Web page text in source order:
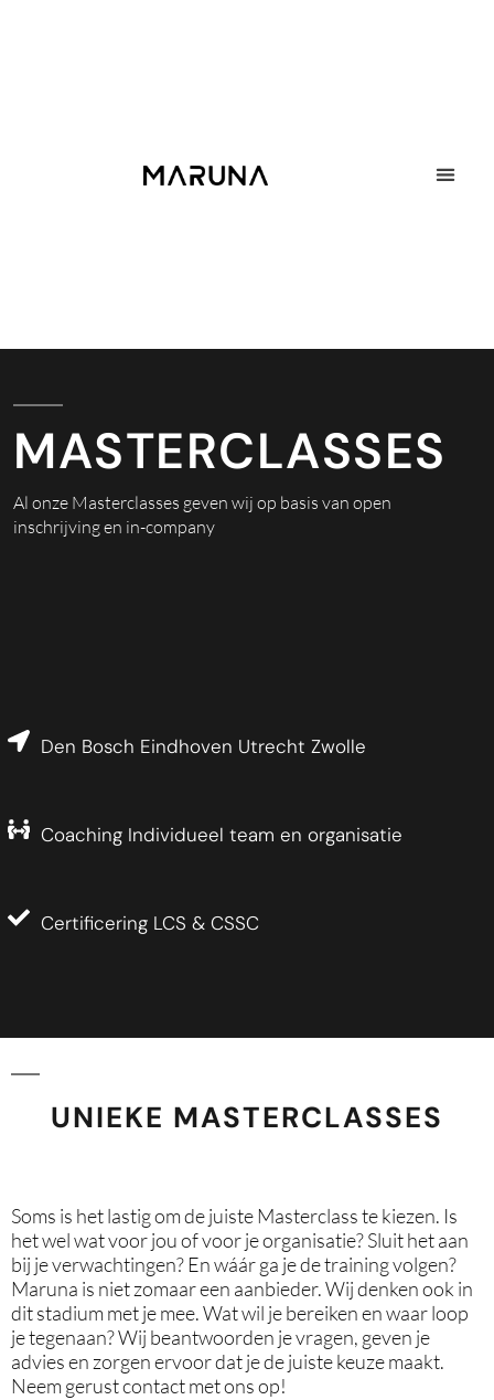
MASTERCLASSES
Al onze Masterclasses geven wij op basis van open
inschrijving en in-company
Den Bosch Eindhoven Utrecht Zwolle
Coaching Individueel team en organisatie
Certificering LCS & CSSC
UNIEKE MASTERCLASSES
Soms is het lastig om de juiste Masterclass te kiezen. Is
het wel wat voor jou of voor je organisatie? Sluit het aan
bij je verwachtingen? En wáár ga je de training volgen?
Maruna is niet zomaar een aanbieder. Wij denken ook in
dit stadium met je mee. Wat wil je bereiken en waar loop
je tegenaan? Wij beantwoorden je vragen, geven je
advies en zorgen ervoor dat je de juiste keuze maakt.
Neem gerust contact met ons op!